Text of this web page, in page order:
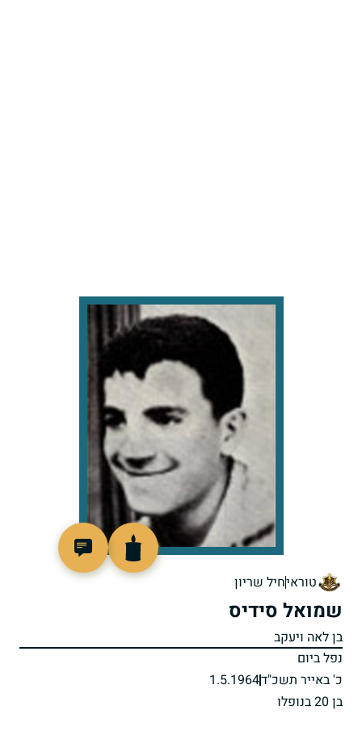
טוראיחיל שריון
שמואל סידיס
בן לאה ויעקב
נפל ביום
כ' באייר תשכ"ד1.5.1964
בן 20 בנופלו